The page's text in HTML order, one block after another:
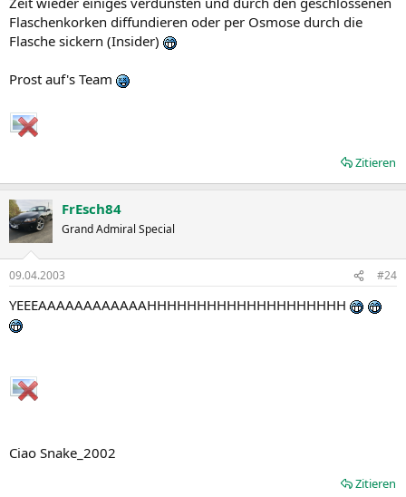
Flaschenkorken diffundieren oder per Osmose durch die
Flasche sickern (Insider)
Prost auf's Team
Zitieren
FrEsch84
Grand Admiral Special
09.04.2003 #24
YEEEAAAAAAAAAAAAHHHHHHHHHHHHHHHHHHHH
Ciao Snake_2002
Zitieren